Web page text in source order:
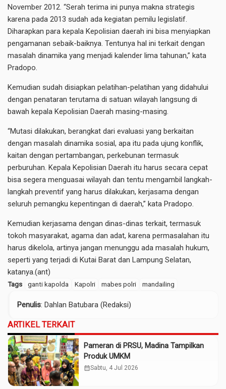
November 2012. “Serah terima ini punya makna strategis
karena pada 2013 sudah ada kegiatan pemilu legislatif.
Diharapkan para kepala Kepolisian daerah ini bisa menyiapkan
pengamanan sebaik-baiknya. Tentunya hal ini terkait dengan
masalah dinamika yang menjadi kalender lima tahunan,” kata
Pradopo.
Kemudian sudah disiapkan pelatihan-pelatihan yang didahului
dengan penataran terutama di satuan wilayah langsung di
bawah kepala Kepolisian Daerah masing-masing.
“Mutasi dilakukan, berangkat dari evaluasi yang berkaitan
dengan masalah dinamika sosial, apa itu pada ujung konflik,
kaitan dengan pertambangan, perkebunan termasuk
perburuhan. Kepala Kepolisian Daerah itu harus secara cepat
bisa segera menguasai wilayah dan tentu mengambil langkah-
langkah preventif yang harus dilakukan, kerjasama dengan
seluruh pemangku kepentingan di daerah,” kata Pradopo.
Kemudian kerjasama dengan dinas-dinas terkait, termasuk
tokoh masyarakat, agama dan adat, karena permasalahan itu
harus dikelola, artinya jangan menunggu ada masalah hukum,
seperti yang terjadi di Kutai Barat dan Lampung Selatan,
katanya.(ant)
Tags ganti kapolda Kapolri mabes polri mandailing
Penulis: Dahlan Batubara (Redaksi)
ARTIKEL TERKAIT
Pameran di PRSU, Madina Tampilkan
Produk UMKM
calendar_monthSabtu, 4 Jul 2026